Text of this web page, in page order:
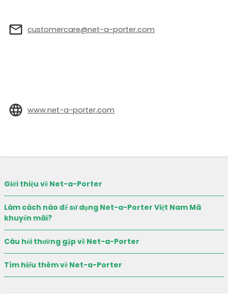
customercare@net-a-porter.com
www.net-a-porter.com
Giới thiệu về Net-a-Porter
Làm cách nào để sử dụng Net-a-Porter Việt Nam Mã
khuyến mãi?
Câu hỏi thường gặp về Net-a-Porter
Tìm hiểu thêm về Net-a-Porter